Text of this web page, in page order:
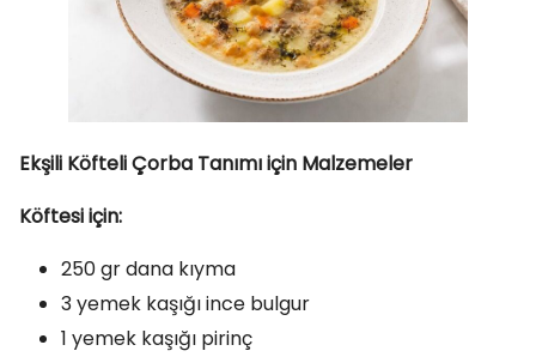
Ekşili Köfteli Çorba Tanımı için Malzemeler
Köftesi için:
250 gr dana kıyma
3 yemek kaşığı ince bulgur
1 yemek kaşığı pirinç